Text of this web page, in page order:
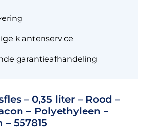
klantenservice
garantieafhandeling
– 0,35 liter – Rood –
– Polyethyleen –
557815